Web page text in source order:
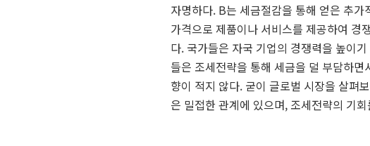
자명하다. B는 세금절감을 통해 얻은 추
가격으로 제품이나 서비스를 제공하여 경
다. 국가들은 자국 기업의 경쟁력을 높이
들은 조세전략을 통해 세금을 덜 부담하면
향이 적지 않다. 굳이 글로벌 시장을 살펴
은 밀접한 관계에 있으며, 조세전략의 기